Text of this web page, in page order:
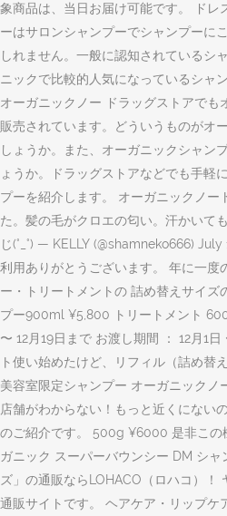
象商品は、当日お届け可能です。 ドレ
ーはサロンシャンプーでシャンプーに
しれません。一般に認知されているシ
ニックで比較的人気になっているシャ
オーガニックノー ドラッグストアでも
販売されています。どういうものがオ
しょうか。また、オーガニックシャン
ょうか。ドラッグストアなどでも手軽
プーを紹介します。 オーガニックノー
た。髪の毛がクロエの匂い。汗かいて
じ(°_°) — KELLY (@shamneko666)
利用ありがとうございます。 年に一度
ー・トリートメントの 詰め替えサイズ
プー900ml ¥5,800 トリートメント
〜 12月19日まで お渡し期間 ： 12月1
ト使い始めたけど、リフィル（詰め替
美容室限定シャンプー オーガニックノ
店舗がわからない！もっと近くにない
のご紹介です。 500g ¥6000 是非こ
ガニック スーパーバウンシー DM シ
ズ」の通販ならLOHACO（ロハコ）！
通販サイトです。 ヘアケア・リップケ